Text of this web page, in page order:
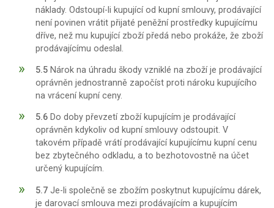
náklady. Odstoupí-li kupující od kupní smlouvy, prodávající
není povinen vrátit přijaté peněžní prostředky kupujícímu
dříve, než mu kupující zboží předá nebo prokáže, že zboží
prodávajícímu odeslal.
5.5 Nárok na úhradu škody vzniklé na zboží je prodávající
oprávněn jednostranně započíst proti nároku kupujícího
na vrácení kupní ceny.
5.6 Do doby převzetí zboží kupujícím je prodávající
oprávněn kdykoliv od kupní smlouvy odstoupit. V
takovém případě vrátí prodávající kupujícímu kupní cenu
bez zbytečného odkladu, a to bezhotovostně na účet
určený kupujícím.
5.7 Je-li společně se zbožím poskytnut kupujícímu dárek,
je darovací smlouva mezi prodávajícím a kupujícím